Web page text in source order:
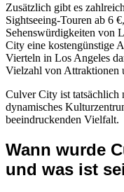
Zusätzlich gibt es
Sightseeing-Touren ab 6
Sehenswürdigkeiten von
City eine kostengünstige
Vierteln in Los Angeles
Vielzahl von Attraktionen
Culver City ist tatsächlich
dynamisches
beeindruckenden Vielfalt.
Wann wurde
und was ist